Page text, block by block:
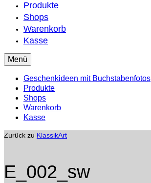
Produkte
Shops
Warenkorb
Kasse
Menü
Geschenkideen mit Buchstabenfotos
Produkte
Shops
Warenkorb
Kasse
Zurück zu KlassikArt
E_002_sw